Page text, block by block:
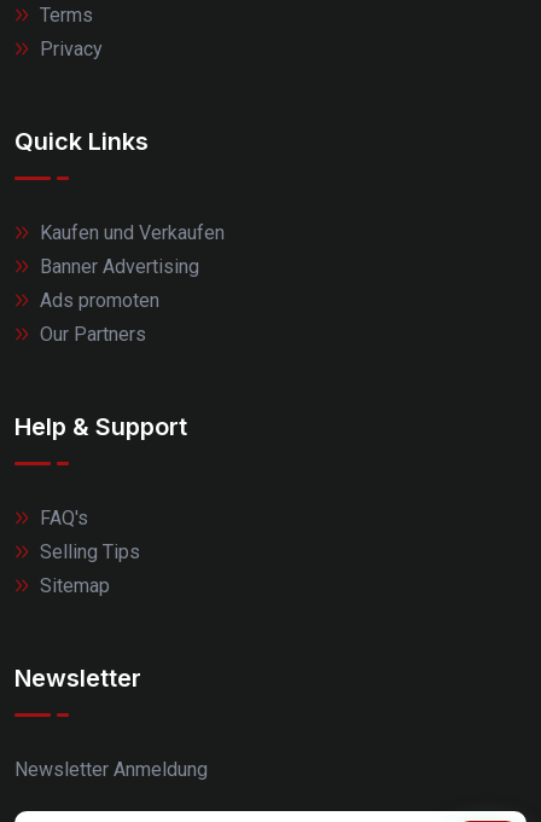
Terms
Privacy
Quick Links
Kaufen und Verkaufen
Banner Advertising
Ads promoten
Our Partners
Help & Support
FAQ's
Selling Tips
Sitemap
Newsletter
Newsletter Anmeldung